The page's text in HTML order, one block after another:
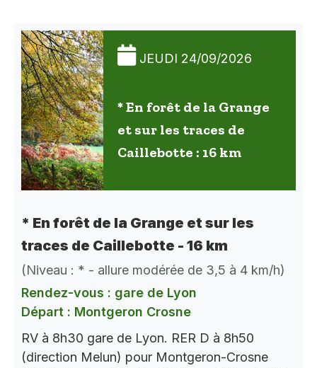
JEUDI 24/09/2026
* En forêt de la Grange
et sur les traces de
Caillebotte : 16 km
* En forêt de la Grange et sur les
traces de Caillebotte - 16 km
(Niveau : * - allure modérée de 3,5 à 4 km/h)
Rendez-vous : gare de Lyon
Départ : Montgeron Crosne
RV à 8h30 gare de Lyon. RER D à 8h50
(direction Melun) pour Montgeron-Crosne